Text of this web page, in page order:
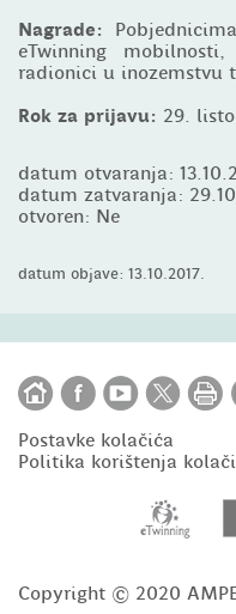
Nagrade:
eTwinning
radionici u inozemstvu
Rok za prijavu: 29.
datum otvaranja:
datum zatvaranja:
otvoren: Ne
datum objave: 13.10.2017.
Postavke kolačića
Politika korištenja
Copyright © 2020